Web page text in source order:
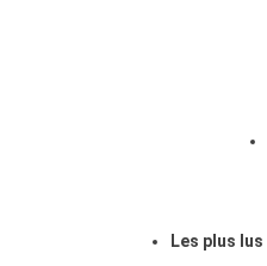
Les plus lus